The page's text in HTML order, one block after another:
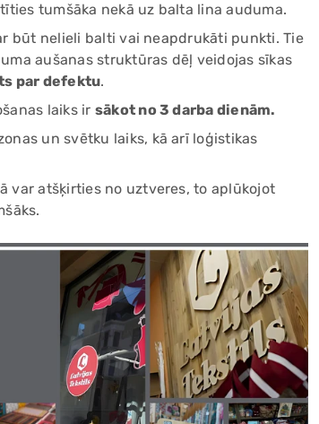
tumšāka nekā uz balta lina auduma.
būt nelieli balti vai neapdrukāti punkti. Tie
aušanas struktūras dēļ veidojas sīkas
par defektu.
laiks ir sākot no 3 darba dienām.
un svētku laiks, kā arī loģistikas
var atšķirties no uztveres, to aplūkojot